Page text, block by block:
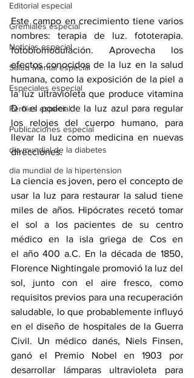
Editorial especial
Gremiales especial
Noticias especial
Salud Mental especial
Especiales especial
Perfiles especial
Publicaciones especial
dia mundial de la diabetes
dia mundial de la hipertension
Este campo en crecimiento tiene varios
nombres: terapia de luz. fototerapia.
fotobiomodulación. Aprovecha los
efectos conocidos de la luz en la salud
humana, como la exposición de la piel a
la luz ultravioleta que produce vitamina
D o el poder de la luz azul para regular
los relojes del cuerpo humano, para
llevar la luz como medicina en nuevas
direcciones.
La ciencia es joven, pero el concepto de
usar la luz para restaurar la salud tiene
miles de años. Hipócrates recetó tomar
el sol a los pacientes de su centro
médico en la isla griega de Cos en
el año 400 a.C. En la década de 1850,
Florence Nightingale promovió la luz del
sol, junto con el aire fresco, como
requisitos previos para una recuperación
saludable, lo que probablemente influyó
en el diseño de hospitales de la Guerra
Civil. Un médico danés, Niels Finsen,
ganó el Premio Nobel en 1903 por
desarrollar lámparas ultravioleta para